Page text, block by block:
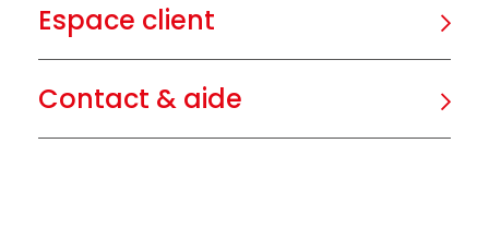
Espace client
Contact & aide